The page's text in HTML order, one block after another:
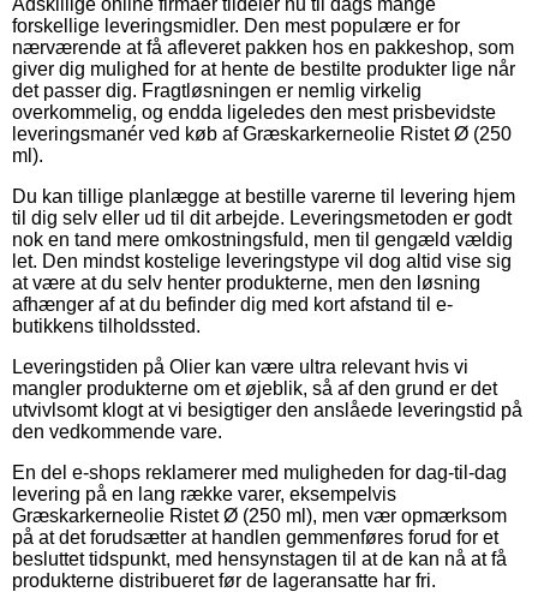
forskellige leveringsmidler. Den mest populære er for
nærværende at få afleveret pakken hos en pakkeshop, som
giver dig mulighed for at hente de bestilte produkter lige når
det passer dig. Fragtløsningen er nemlig virkelig
overkommelig, og endda ligeledes den mest prisbevidste
leveringsmanér ved køb af Græskarkerneolie Ristet Ø (250
ml).
Du kan tillige planlægge at bestille varerne til levering hjem
til dig selv eller ud til dit arbejde. Leveringsmetoden er godt
nok en tand mere omkostningsfuld, men til gengæld vældig
let. Den mindst kostelige leveringstype vil dog altid vise sig
at være at du selv henter produkterne, men den løsning
afhænger af at du befinder dig med kort afstand til e-
butikkens tilholdssted.
Leveringstiden på Olier kan være ultra relevant hvis vi
mangler produkterne om et øjeblik, så af den grund er det
utvivlsomt klogt at vi besigtiger den anslåede leveringstid på
den vedkommende vare.
En del e-shops reklamerer med muligheden for dag-til-dag
levering på en lang række varer, eksempelvis
Græskarkerneolie Ristet Ø (250 ml), men vær opmærksom
på at det forudsætter at handlen gemmenføres forud for et
besluttet tidspunkt, med hensynstagen til at de kan nå at få
produkterne distribueret før de lageransatte har fri.